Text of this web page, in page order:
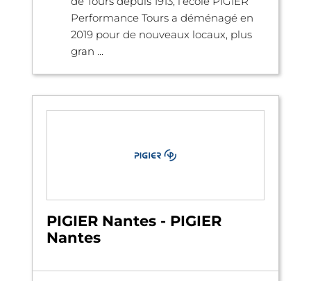
Performance Tours a déménagé en
2019 pour de nouveaux locaux, plus
gran ...
PIGIER Nantes - PIGIER
Nantes